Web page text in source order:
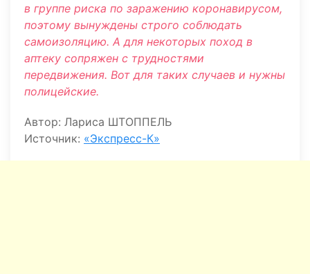
в группе риска по заражению коронавирусом,
поэтому вынуждены строго соблюдать
самоизоляцию. А для некоторых поход в
аптеку сопряжен с трудностями
передвижения. Вот для таких случаев и нужны
полицейские.
Автор: Лариса ШТОППЕЛЬ
Источник: «Экспресс-К»